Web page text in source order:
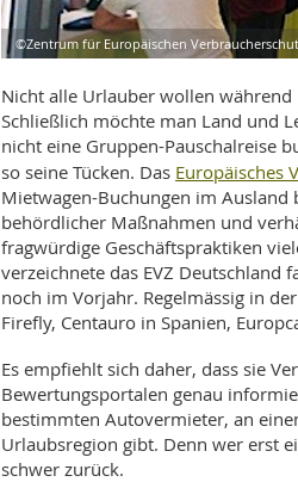
VITAMINE UND
WISSENSCHAFT UND
©Zentrum für Europäischen
Nicht alle Urlauber wollen
Schließlich möchte man Land und
nicht eine Gruppen-Pauschalreise
so seine Tücken. Das Europäisches
Mietwagen-Buchungen im Ausland
behördlicher Maßnahmen und
fragwürdige Geschäftspraktiken
verzeichnete das EVZ Deutschland
noch im Vorjahr. Regelmässig in
Firefly, Centauro in Spanien,
Es empfiehlt sich daher, dass sie
Bewertungsportalen genau
bestimmten Autovermieter, an
Urlaubsregion gibt. Denn wer erst
schwer zurück.